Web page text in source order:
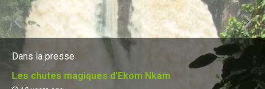
Dans la presse
Les chutes magiques d'Ekom Nkam